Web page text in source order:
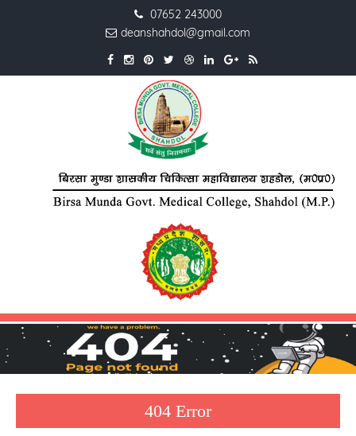
07652 243000
deanshahdol@gmail.com
404 Error